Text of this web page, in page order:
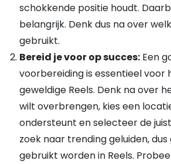
schokkende positie houdt.
belangrijk. Denk dus na over
gebruikt.
Bereid je voor op succes: Een
voorbereiding is essentieel voor
geweldige Reels. Denk na over
wilt overbrengen, kies een
ondersteunt en selecteer de
zoek naar trending geluiden,
gebruikt worden in Reels.